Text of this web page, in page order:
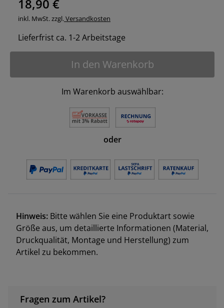
18,90 €
inkl. MwSt. zzgl.Versandkosten
Lieferfrist ca. 1-2 Arbeitstage
In den Warenkorb
Im Warenkorb auswählbar:
oder
Hinweis: Bitte wählen Sie eine Produktart sowie
Größe aus, um detaillierte Informationen (Material,
Druckqualität, Montage und Herstellung) zum
Artikel zu bekommen.
Fragen zum Artikel?